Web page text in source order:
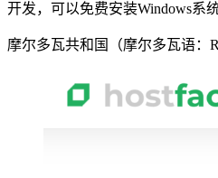
开发，可以免费安装Windows系统
摩尔多瓦共和国（摩尔多瓦语：